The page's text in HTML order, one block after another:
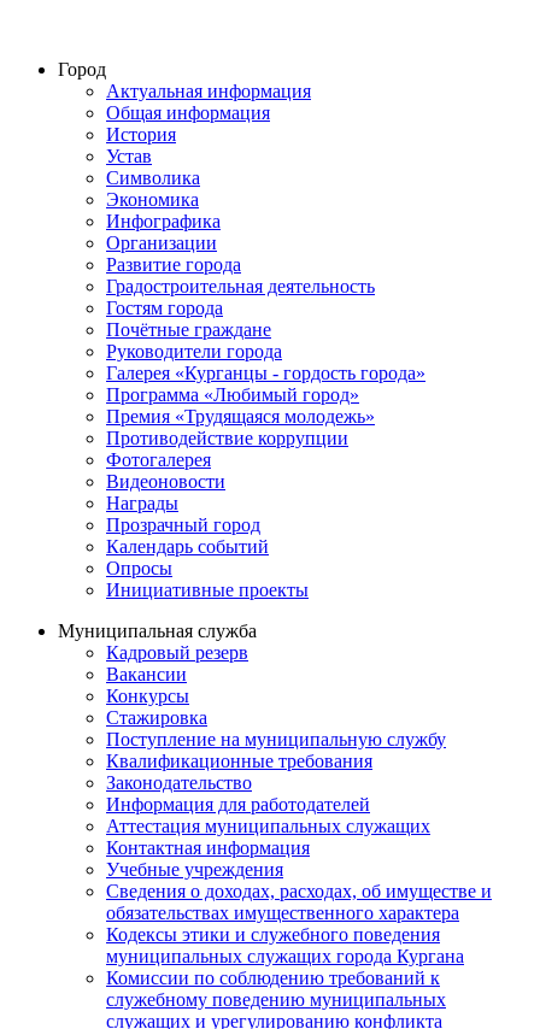
Город
Актуальная информация
Общая информация
История
Устав
Символика
Экономика
Инфографика
Организации
Развитие города
Градостроительная деятельность
Гостям города
Почётные граждане
Руководители города
Галерея «Курганцы - гордость города»
Программа «Любимый город»
Премия «Трудящаяся молодежь»
Противодействие коррупции
Фотогалерея
Видеоновости
Награды
Прозрачный город
Календарь событий
Опросы
Инициативные проекты
Муниципальная служба
Кадровый резерв
Вакансии
Конкурсы
Стажировка
Поступление на муниципальную службу
Квалификационные требования
Законодательство
Информация для работодателей
Аттестация муниципальных служащих
Контактная информация
Учебные учреждения
Сведения о доходах, расходах, об имуществе и
обязательствах имущественного характера
Кодексы этики и служебного поведения
муниципальных служащих города Кургана
Комиссии по соблюдению требований к
служебному поведению муниципальных
служащих и урегулированию конфликта